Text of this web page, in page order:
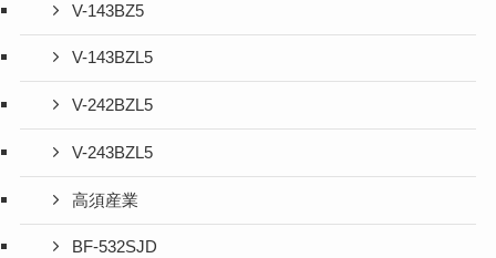
V-143BZ5
V-143BZL5
V-242BZL5
V-243BZL5
高須産業
BF-532SJD